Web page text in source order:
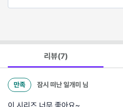
리뷰(7)
만족 잠시 떠난 일개미 님